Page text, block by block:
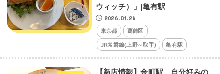
ウィッチ）」|亀有駅
2026.01.26
東京都 葛飾区
JR常磐線(上野～取手) 亀有駅
【新店情報】金町駅 自分好みの